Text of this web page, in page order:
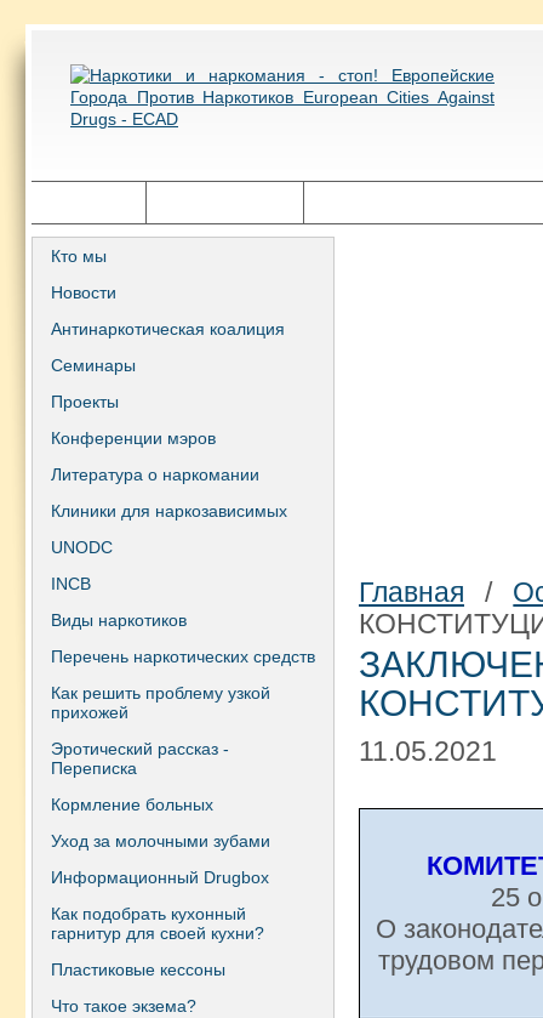
Кто мы
Новости
Антинаркотическая коалиция
Семинары
Проекты
Конференции мэров
Литература о наркомании
Клиники для наркозависимых
UNODC
INCB
Виды наркотиков
Перечень наркотических средств
Как решить проблему узкой
прихожей
Эротический рассказ -
Переписка
Кормление больных
Уход за молочными зубами
Информационный Drugbox
Как подобрать кухонный
гарнитур для своей кухни?
Пластиковые кессоны
Что такое экзема?
Главная /
11.05.2021
25
О
трудовом